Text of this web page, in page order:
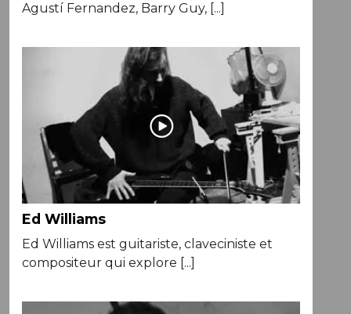
Agustí Fernandez, Barry Guy, [...]
Ed Williams
Ed Williams est guitariste, claveciniste et
compositeur qui explore [...]